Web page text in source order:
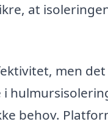
at
men
behov.